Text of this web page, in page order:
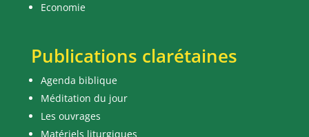
Economie
Publications clarétaines
Agenda biblique
Méditation du jour
Les ouvrages
Matériels liturgiques